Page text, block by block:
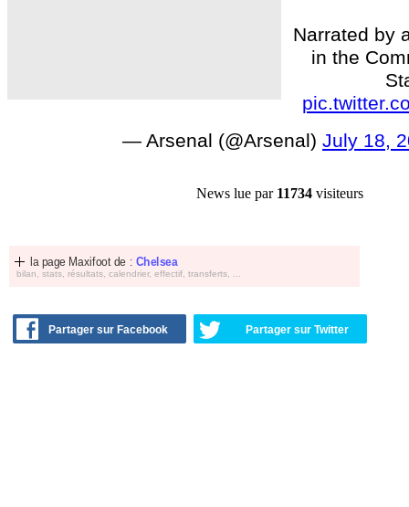
Narrated by
in the
— Arsenal (@Arsenal) July 18,
News lue par 11734visiteurs
la page Maxifoot de : Chelsea
bilan, stats, résultats, calendrier, effectif, transferts, ...
Partager sur Facebook Partager sur Twitter